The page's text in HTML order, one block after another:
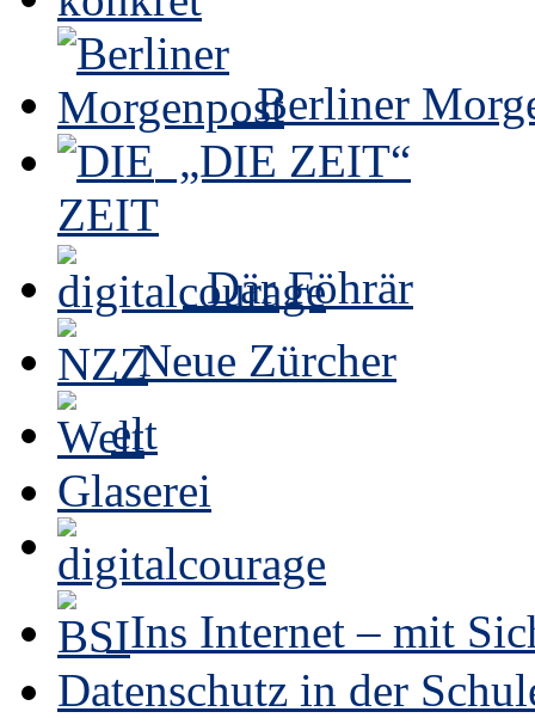
Berliner
„DIE ZEIT“
Där Föhrär
Neue Zürcher
elt
Glaserei
Ins Internet – mit
Datenschutz in der